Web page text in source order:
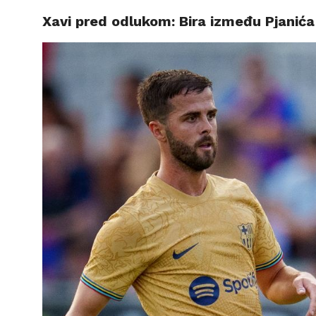
VIJESTI
Xavi pred odlukom: Bira između